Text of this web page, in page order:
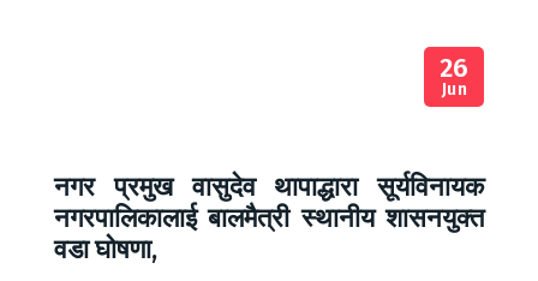
26
Jun
नगर प्रमुख वासुदेव थापाद्धारा सूर्यविनायक
नगरपालिकालाई बालमैत्री स्थानीय शासनयुक्त
वडा घोषणा,